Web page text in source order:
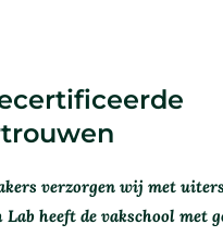
verzorgen wij met
heeft de vakschool met